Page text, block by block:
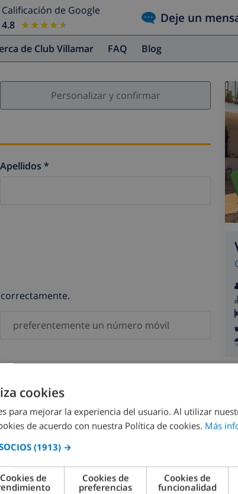
Calificación de Google
4.8
★★★★★
★★★★★ Deje un
de Club Villamar FAQ Blog
Personalizar y confirmar
Apellidos *
)
con ninguna otra persona o empresa.
agosto 2026
cookies
para mejorar la experiencia del usuario. Al utilizar
de acuerdo con nuestra Política de cookies. Más
(1913) →
Cookies de
Cookies de
preferencias
Cookies de
funcionalidad